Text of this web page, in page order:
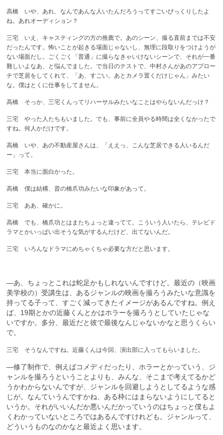
高橋 いや、あれ、なんであんな人いたんだろうってすごいびっくりしたよ
ね。あれオーディション？
三宅 いえ、キャスティングの方の推薦で。あのシーン、撮る直前までは不安
だったんです。怖いことが起きる場面じゃないし、無理に段取りをつけようが
ない場面だし。ごくごく「普通」に撮らなきゃいけないシーンで、それが一番
難しいよなあ、と悩んでました。で当日のテストで、中村さんがあのアプロー
チで芝居をしてくれて、「あ、すごい。あとカメラ置くだけじゃん」みたい
な。僕はとくに仕事をしてません。
高橋 そっか、三宅くんってリハーサルみたいなことはやらないんだっけ？
三宅 やった人たちもいました。でも、事前に全員やる時間は全くなかったで
すね。何人かだけです。
高橋 いや、あの不動産屋さんは、「ええっ、こんな芝居できる人いるんだ
ー」って。
三宅 本当に面白かった。
高橋 僕は結構、昔の橋爪功みたいな印象があって。
三宅 ああ、確かに。
高橋 でも、橋爪功とはまたちょっと違ってて。こういう人いたら、テレビド
ラマとかいっぱい出そうな気がするんだけど、出てないんだ。
三宅 いろんなドラマにめちゃくちゃ必要な方だと思います。
—あ、ちょっとこれは蛇足かもしれないんですけど。最近の（映画
美学校の）受講生は、あるジャンルの映画を撮ろうみたいな意識を
持ってる子って、すごく減ってきたイメージがあるんですね。例え
ば、19期とかの近藤くんとかはホラーを撮ろうとしていたじゃな
いですか。多分、最近だと彼で最後なんじゃないかなと思うくらい
で。
三宅 そうなんですね。近藤くんは今回、演出部に入ってもらいました。
—修了制作で、例えばコメディだったり、ホラーとかっていう、ジ
ャンルを撮ろうということよりも、みんな、そこまで考えてるかど
うかわからないんですが、ジャンルを回避しようとしてるような感
じが。なんていうんですかね、ある枠にはまらないようにしてると
いうか。それがいいんだか悪いんだかっていうのはちょっと僕もよ
くわかっていないところではあるんですけれども。ジャンルって、
どういうものなのかなと最近よく思います。